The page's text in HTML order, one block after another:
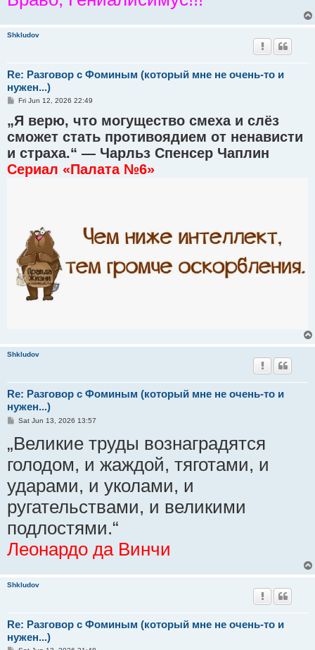
Shkludov
Re: Разговор с Фоминым (который мне не очень-то и
нужен...)
P
s
t
Fri Jun 12, 2026 22:49
„Я верю, что могущество смеха и слёз
сможет стать противоядием от ненависти
и страха.“ — Чарльз Спенсер Чаплин
Сериал «Палата №6»
Shkludov
Re: Разговор с Фоминым (который мне не очень-то и
нужен...)
P
s
t
Sat Jun 13, 2026 13:57
„Великие труды вознаградятся
голодом, и жаждой, тяготами, и
ударами, и уколами, и
ругательствами, и великими
подлостями.“
Леонардо да Винчи
Shkludov
Re: Разговор с Фоминым (который мне не очень-то и
нужен...)